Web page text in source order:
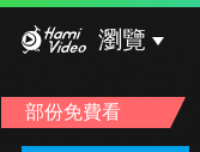
瀏覽
部份免費看